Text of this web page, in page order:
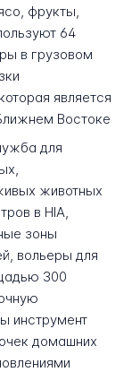
фрукты,
64
в грузовом
является
Востоке
для
животных
в HIA,
зоны
вольеры для
300
инструмент
домашних